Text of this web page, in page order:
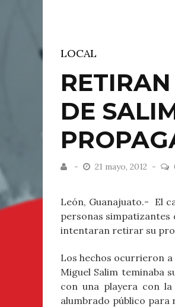
LOCAL
DE
21 mayo, 2012
León, Guanajuato.- El
personas
intentaran retirar su
Los hechos ocurrieron a
Miguel Salim teminaba
con una playera con
alumbrado público para